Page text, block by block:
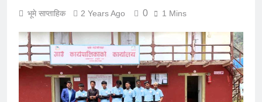
भूमे साप्ताहिक 2 Years Ago 0 1 Mins